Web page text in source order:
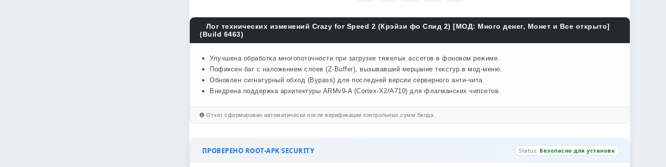
Лог технических изменений Crazy for Speed 2 (Крэйзи фо Спид 2) [МОД: Много денег, Монет и Все открыто]
(Build 6463)
Улучшена обработка многопоточности при загрузке тяжелых ассетов в фоновом режиме.
Пофиксен баг с наложением слоев (Z-Buffer), вызывавший мерцание текстур в мод-меню.
Обновлен сигнатурный обход (Bypass) для последней версии серверного анти-чита.
Внедрена поддержка архитектуры ARMv9-A (Cortex-X2/A710) для флагманских чипсетов.
Отчет сформирован автоматически после верификации контрольных сумм билда.
ПРОВЕРЕНО ROOT-APK SECURITY Status: Безопасно для установк